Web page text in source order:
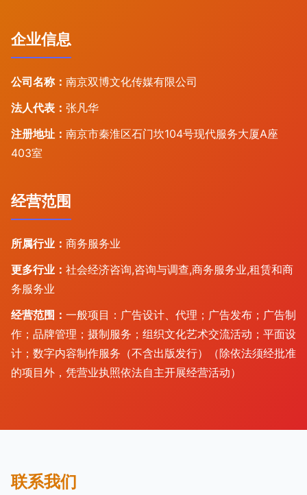
企业信息
公司名称： 南京双博文化传媒有限公司
法人代表： 张凡华
注册地址： 南京市秦淮区石门坎104号现代服务大厦A座
403室
经营范围
所属行业： 商务服务业
更多行业： 社会经济咨询,咨询与调查,商务服务业,租赁和商
务服务业
经营范围： 一般项目：广告设计、代理；广告发布；广告制
作；品牌管理；摄制服务；组织文化艺术交流活动；平面设
计；数字内容制作服务（不含出版发行）（除依法须经批准
的项目外，凭营业执照依法自主开展经营活动）
联系我们